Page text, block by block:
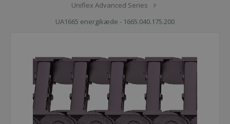
Uniflex Advanced Series
UA1665 energikæde - 1665.040.175.200